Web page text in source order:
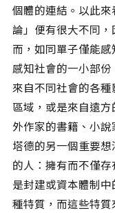
個體的連結。以此
論」便有很大不同
而，如同單子僅能
感知社會的一小部
來自不同社會的各
區域，或是來自遠
外作家的書籍、小
塔德的另一個重要
的人：擁有而不僅
是封建或資本體制
種特質，而這些特質